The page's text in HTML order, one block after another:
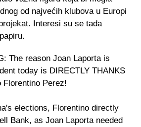
od najvećih klubova u Europi
Interesi su se tada
The reason Joan Laporta is
today is DIRECTLY THANKS
Florentino Perez!
elections, Florentino directly
Bank, as Joan Laporta needed